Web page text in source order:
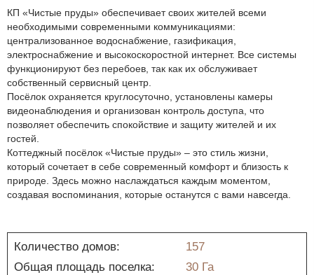
КП «Чистые пруды» обеспечивает своих жителей всеми
необходимыми современными коммуникациями:
централизованное водоснабжение, газификация,
электроснабжение и высокоскоростной интернет. Все системы
функционируют без перебоев, так как их обслуживает
собственный сервисный центр.
Посёлок охраняется круглосуточно, установлены камеры
видеонаблюдения и организован контроль доступа, что
позволяет обеспечить спокойствие и защиту жителей и их
гостей.
Коттеджный посёлок «Чистые пруды» – это стиль жизни,
который сочетает в себе современный комфорт и близость к
природе. Здесь можно наслаждаться каждым моментом,
создавая воспоминания, которые останутся с вами навсегда.
Количество домов:
157
Общая площадь поселка:
30 Га